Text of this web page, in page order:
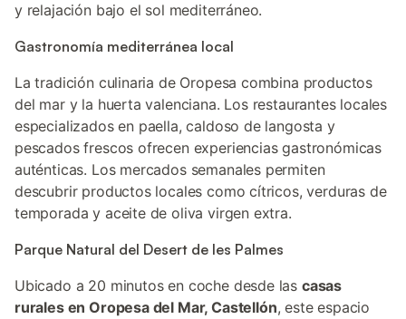
y relajación bajo el sol mediterráneo.
Gastronomía mediterránea local
La tradición culinaria de Oropesa combina productos
del mar y la huerta valenciana. Los restaurantes locales
especializados en paella, caldoso de langosta y
pescados frescos ofrecen experiencias gastronómicas
auténticas. Los mercados semanales permiten
descubrir productos locales como cítricos, verduras de
temporada y aceite de oliva virgen extra.
Parque Natural del Desert de les Palmes
Ubicado a 20 minutos en coche desde las casas
rurales en Oropesa del Mar, Castellón, este espacio